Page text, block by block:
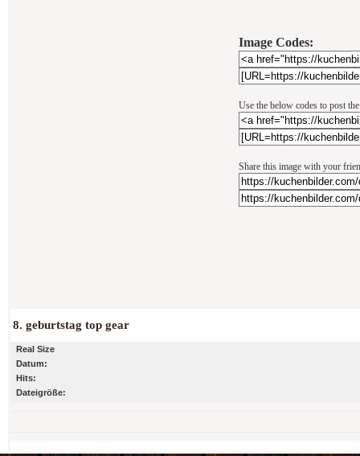
Image Codes:
Use the below codes to post
Share this image with your
8. geburtstag top gear
Real Size
Datum:
Hits:
Dateigröße: